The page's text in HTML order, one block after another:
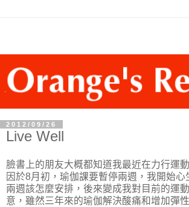
2012/09/26
Live Well
臉書上的朋友大概都知道我最近在力行運
因於8月初，瑜伽課要暫停兩週，我開始心
兩週該怎麼安排，後來變成我對目前的運
意，雖然三年來的瑜伽解決酸痛和增加彈